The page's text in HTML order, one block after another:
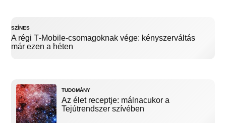
SZÍNES
A régi T‑Mobile-csomagoknak vége: kényszerváltás
már ezen a héten
TUDOMÁNY
Az élet receptje: málnacukor a
Tejútrendszer szívében